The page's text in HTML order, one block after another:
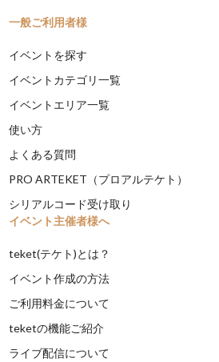
一般ご利用者様
イベントを探す
イベントカテゴリ一覧
イベントエリア一覧
使い方
よくある質問
PRO ARTEKET（プロアルテケト）
シリアルコード受け取り
イベント主催者様へ
teket(テケト)とは？
イベント作成の方法
ご利用料金について
teketの機能ご紹介
ライブ配信について